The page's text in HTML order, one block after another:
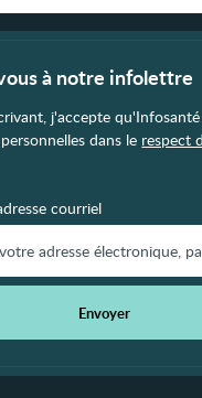
à notre infolettre
j'accepte
dans le respect
courriel
Envoyer